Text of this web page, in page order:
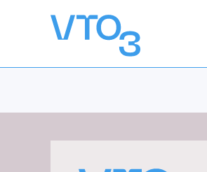
Overslaan en naar de inhoud gaan